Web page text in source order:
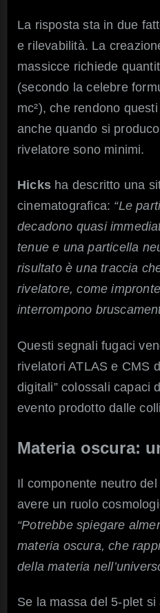
La risposta sta in due
e rilevabilità. La
massicce richiede
(secondo la celebre
mc²), che rendono
anche quando si
rivelatore sono minimi.
Hicks ha descritto una
cinematografica: “Le
decadono quasi
tenue e una particella
risultato è una traccia
rivelatore, come
interrompono
Questi segnali fugaci
rivelatori ATLAS e CMS
digitali” colossali capaci
evento prodotto dalle
Materia oscura:
Il componente neutro
avere un ruolo
“Potrebbe spiegare
materia oscura, che
della materia
Se la massa del 5-plet